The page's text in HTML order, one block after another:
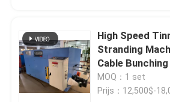
High Speed
Stranding
Cable
MOQ：1 set
Prijs：12,500$-